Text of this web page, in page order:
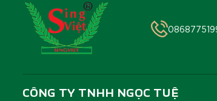
CÔNG TY TNHH NGỌC TUỆ